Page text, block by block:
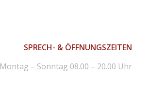
SPRECH- & ÖFFNUNGSZEITEN
Montag – Sonntag 08.00 – 20.00 Uhr